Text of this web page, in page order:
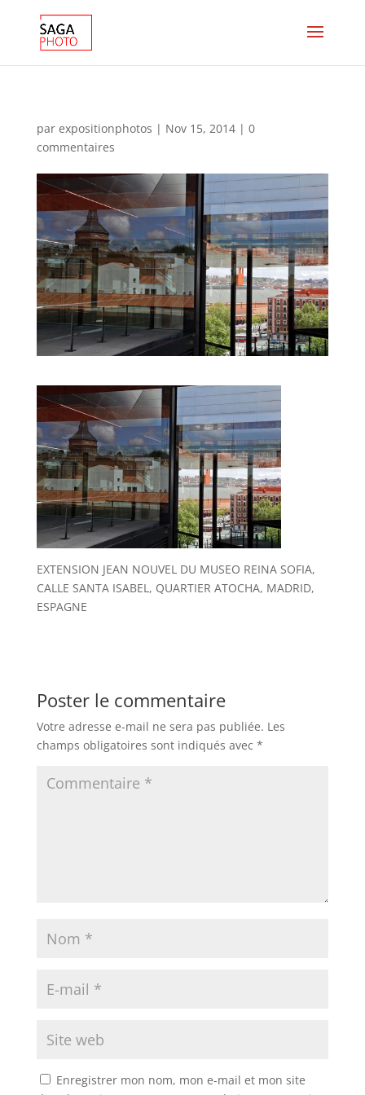
par expositionphotos | Nov 15, 2014| 0
commentaires
EXTENSION JEAN NOUVEL DU MUSEO REINA SOFIA,
CALLE SANTA ISABEL, QUARTIER ATOCHA, MADRID,
ESPAGNE
Poster le commentaire
Votre adresse e-mail ne sera pas publiée. Les
champs obligatoires sont indiqués avec *
Enregistrer mon nom, mon e-mail et mon site